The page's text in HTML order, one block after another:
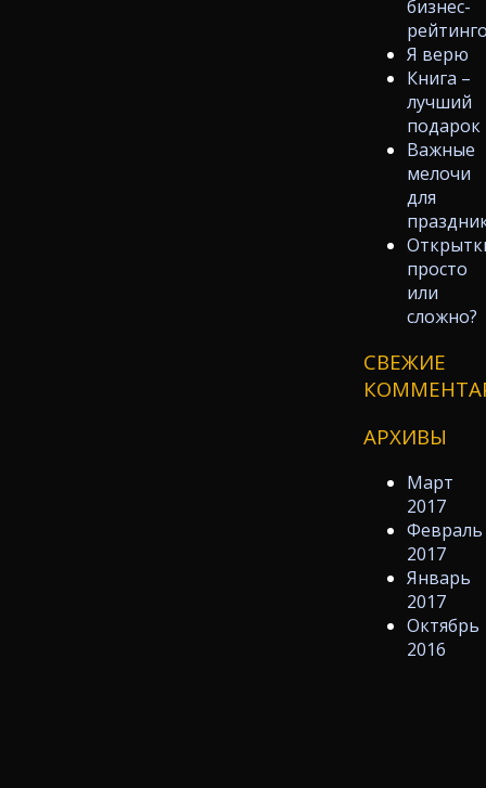
бизнес-
Я верю
Книга –
лучший
подарок
Важные
мелочи
для
просто
или
сложно?
СВЕЖИЕ
АРХИВЫ
Март
2017
Февраль
2017
Январь
2017
Октябрь
2016